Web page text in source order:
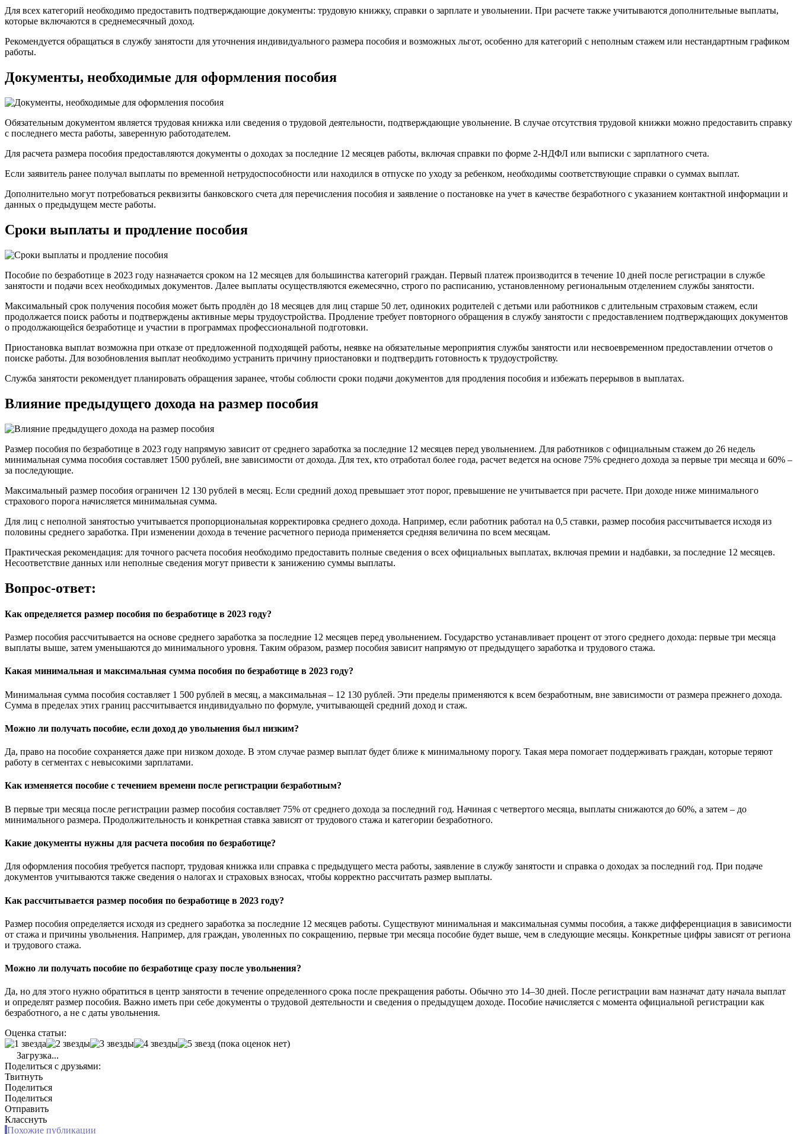
Для всех категорий необходимо предоставить подтверждающие документы: трудовую книжку, справки о зарплате и увольнении. При расчете также учитываются дополнительные выплаты,
которые включаются в среднемесячный доход.
Рекомендуется обращаться в службу занятости для уточнения индивидуального размера пособия и возможных льгот, особенно для категорий с неполным стажем или нестандартным графиком
работы.
Документы, необходимые для оформления пособия
Обязательным документом является трудовая книжка или сведения о трудовой деятельности, подтверждающие увольнение. В случае отсутствия трудовой книжки можно предоставить справку
с последнего места работы, заверенную работодателем.
Для расчета размера пособия предоставляются документы о доходах за последние 12 месяцев работы, включая справки по форме 2-НДФЛ или выписки с зарплатного счета.
Если заявитель ранее получал выплаты по временной нетрудоспособности или находился в отпуске по уходу за ребенком, необходимы соответствующие справки о суммах выплат.
Дополнительно могут потребоваться реквизиты банковского счета для перечисления пособия и заявление о постановке на учет в качестве безработного с указанием контактной информации и
данных о предыдущем месте работы.
Сроки выплаты и продление пособия
Пособие по безработице в 2023 году назначается сроком на 12 месяцев для большинства категорий граждан. Первый платеж производится в течение 10 дней после регистрации в службе
занятости и подачи всех необходимых документов. Далее выплаты осуществляются ежемесячно, строго по расписанию, установленному региональным отделением службы занятости.
Максимальный срок получения пособия может быть продлён до 18 месяцев для лиц старше 50 лет, одиноких родителей с детьми или работников с длительным страховым стажем, если
продолжается поиск работы и подтверждены активные меры трудоустройства. Продление требует повторного обращения в службу занятости с предоставлением подтверждающих документов
о продолжающейся безработице и участии в программах профессиональной подготовки.
Приостановка выплат возможна при отказе от предложенной подходящей работы, неявке на обязательные мероприятия службы занятости или несвоевременном предоставлении отчетов о
поиске работы. Для возобновления выплат необходимо устранить причину приостановки и подтвердить готовность к трудоустройству.
Служба занятости рекомендует планировать обращения заранее, чтобы соблюсти сроки подачи документов для продления пособия и избежать перерывов в выплатах.
Влияние предыдущего дохода на размер пособия
Размер пособия по безработице в 2023 году напрямую зависит от среднего заработка за последние 12 месяцев перед увольнением. Для работников с официальным стажем до 26 недель
минимальная сумма пособия составляет 1500 рублей, вне зависимости от дохода. Для тех, кто отработал более года, расчет ведется на основе 75% среднего дохода за первые три месяца и 60% –
за последующие.
Максимальный размер пособия ограничен 12 130 рублей в месяц. Если средний доход превышает этот порог, превышение не учитывается при расчете. При доходе ниже минимального
страхового порога начисляется минимальная сумма.
Для лиц с неполной занятостью учитывается пропорциональная корректировка среднего дохода. Например, если работник работал на 0,5 ставки, размер пособия рассчитывается исходя из
половины среднего заработка. При изменении дохода в течение расчетного периода применяется средняя величина по всем месяцам.
Практическая рекомендация: для точного расчета пособия необходимо предоставить полные сведения о всех официальных выплатах, включая премии и надбавки, за последние 12 месяцев.
Несоответствие данных или неполные сведения могут привести к занижению суммы выплаты.
Вопрос-ответ:
Как определяется размер пособия по безработице в 2023 году?
Размер пособия рассчитывается на основе среднего заработка за последние 12 месяцев перед увольнением. Государство устанавливает процент от этого среднего дохода: первые три месяца
выплаты выше, затем уменьшаются до минимального уровня. Таким образом, размер пособия зависит напрямую от предыдущего заработка и трудового стажа.
Какая минимальная и максимальная сумма пособия по безработице в 2023 году?
Минимальная сумма пособия составляет 1 500 рублей в месяц, а максимальная – 12 130 рублей. Эти пределы применяются к всем безработным, вне зависимости от размера прежнего дохода.
Сумма в пределах этих границ рассчитывается индивидуально по формуле, учитывающей средний доход и стаж.
Можно ли получать пособие, если доход до увольнения был низким?
Да, право на пособие сохраняется даже при низком доходе. В этом случае размер выплат будет ближе к минимальному порогу. Такая мера помогает поддерживать граждан, которые теряют
работу в сегментах с невысокими зарплатами.
Как изменяется пособие с течением времени после регистрации безработным?
В первые три месяца после регистрации размер пособия составляет 75% от среднего дохода за последний год. Начиная с четвертого месяца, выплаты снижаются до 60%, а затем – до
минимального размера. Продолжительность и конкретная ставка зависят от трудового стажа и категории безработного.
Какие документы нужны для расчета пособия по безработице?
Для оформления пособия требуется паспорт, трудовая книжка или справка с предыдущего места работы, заявление в службу занятости и справка о доходах за последний год. При подаче
документов учитываются также сведения о налогах и страховых взносах, чтобы корректно рассчитать размер выплаты.
Как рассчитывается размер пособия по безработице в 2023 году?
Размер пособия определяется исходя из среднего заработка за последние 12 месяцев работы. Существуют минимальная и максимальная суммы пособия, а также дифференциация в зависимости
от стажа и причины увольнения. Например, для граждан, уволенных по сокращению, первые три месяца пособие будет выше, чем в следующие месяцы. Конкретные цифры зависят от региона
и трудового стажа.
Можно ли получать пособие по безработице сразу после увольнения?
Да, но для этого нужно обратиться в центр занятости в течение определенного срока после прекращения работы. Обычно это 14–30 дней. После регистрации вам назначат дату начала выплат
и определят размер пособия. Важно иметь при себе документы о трудовой деятельности и сведения о предыдущем доходе. Пособие начисляется с момента официальной регистрации как
безработного, а не с даты увольнения.
Оценка статьи:
(пока оценок нет)
Загрузка...
Поделиться с друзьями:
Твитнуть
Поделиться
Поделиться
Отправить
Класснуть
Похожие публикации